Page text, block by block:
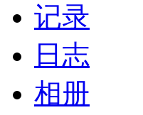
记录
日志
相册